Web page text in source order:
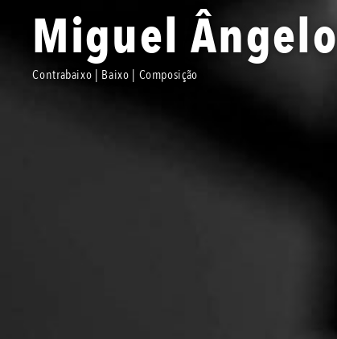
Miguel Ângelo
Contrabaixo | Baixo | Composição